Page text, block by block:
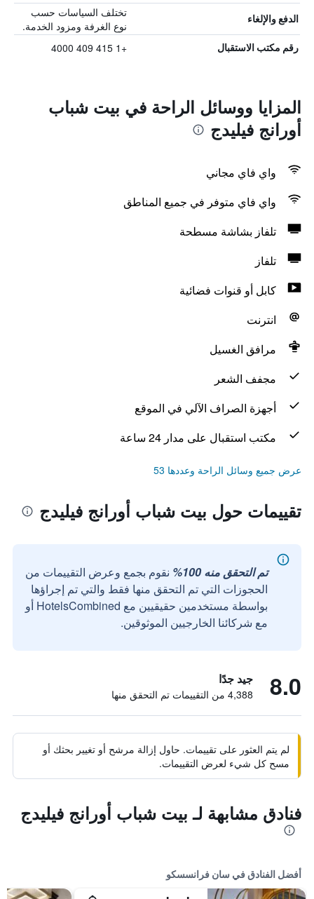
الدفع والإلغاء
تختلف السياسات حسب
نوع الغرفة ومزود الخدمة.
رقم مكتب الاستقبال +1 415 409 4000
المزايا ووسائل الراحة في بيت شباب
أورانج فيليدج
واي فاي مجاني
واي فاي متوفر في جميع المناطق
تلفاز بشاشة مسطحة
تلفاز
كابل أو قنوات فضائية
انترنت
مرافق الغسيل
مجفف الشعر
أجهزة الصراف الآلي في الموقع
مكتب استقبال على مدار 24 ساعة
عرض جميع وسائل الراحة وعددها 53
تقييمات حول بيت شباب أورانج فيليدج
تم التحقق منه 100%
نقوم بجمع وعرض التقييمات من
الحجوزات التي تم التحقق منها فقط والتي تم إجراؤها
بواسطة مستخدمين حقيقيين مع HotelsCombined أو
مع شركائنا الخارجيين الموثوقين.
8.0 جيد جدًا
4,388 من التقييمات تم التحقق منها
لم يتم العثور على تقييمات. حاول إزالة مرشح أو تغيير بحثك أو
مسح كل شيء لعرض التقييمات.
فنادق مشابهة لـ بيت شباب أورانج فيليدج
أفضل الفنادق في سان فرانسسكو